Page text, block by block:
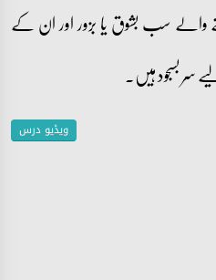
والے سب بشوق یا بزور اور ان کے
سر بسجود ہیں۔
ویڈیو درس